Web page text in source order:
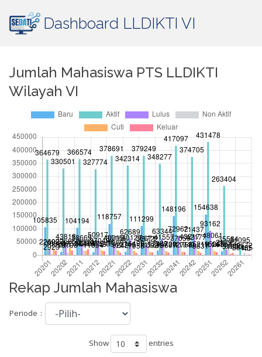
Dashboard LLDIKTI VI
Jumlah Mahasiswa PTS LLDIKTI
Wilayah VI
Rekap Jumlah Mahasiswa
Periode :
Show entries